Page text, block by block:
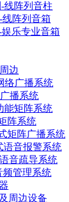
线阵列音柱
线阵列音箱
乐专业音箱
边
络广播系统
播系统
能矩阵系统
阵系统
矩阵广播系统
语音报警系统
音疏导系统
频管理系统
周边设备